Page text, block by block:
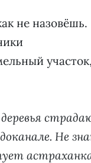
не назовёшь.
участок,
Не